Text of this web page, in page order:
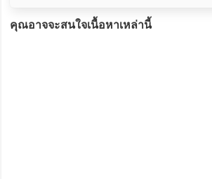
คุณอาจจะสนใจเนื้อหาเหล่านี้